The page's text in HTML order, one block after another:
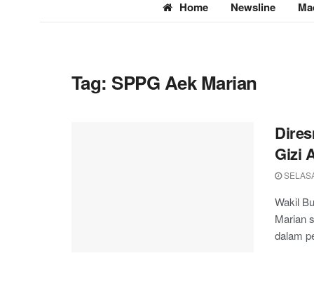
Home Newsline
Tag: SPPG Aek Marian
Gizi
Wakil
Marian
dalam